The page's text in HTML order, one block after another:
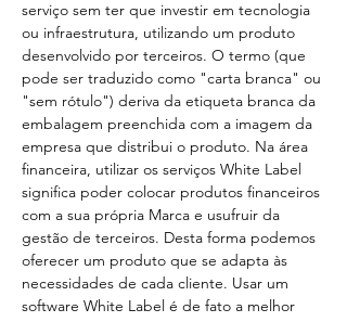
serviço sem ter que investir em tecnologia
ou infraestrutura, utilizando um produto
desenvolvido por terceiros. O termo (que
pode ser traduzido como "carta branca" ou
"sem rótulo") deriva da etiqueta branca da
embalagem preenchida com a imagem da
empresa que distribui o produto. Na área
financeira, utilizar os serviços White Label
significa poder colocar produtos financeiros
com a sua própria Marca e usufruir da
gestão de terceiros. Desta forma podemos
oferecer um produto que se adapta às
necessidades de cada cliente. Usar um
software White Label é de fato a melhor